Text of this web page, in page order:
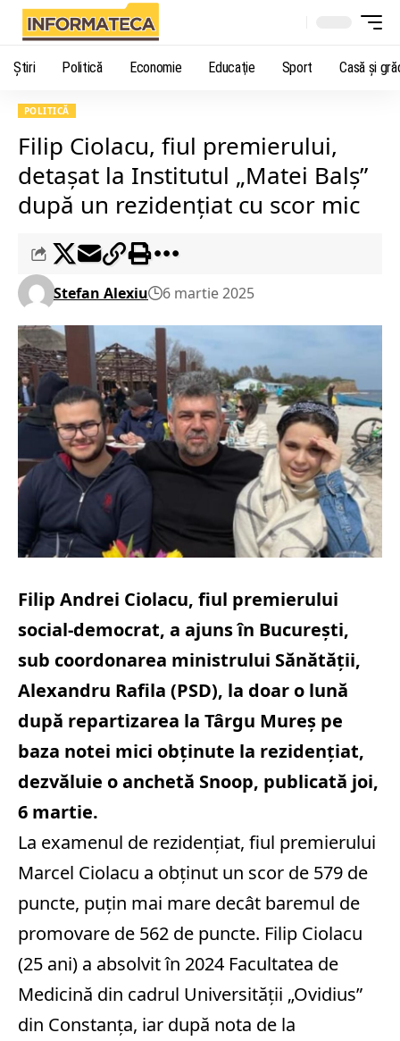
Știri Politică Economie Educaţie Sport Casă şi
POLITICĂ
Filip Ciolacu, fiul premierului,
detașat la Institutul „Matei Balș”
după un rezidențiat cu scor mic
Stefan Alexiu 6 martie 2025
Filip Andrei Ciolacu, fiul premierului
social-democrat, a ajuns în București,
sub coordonarea ministrului Sănătății,
Alexandru Rafila (PSD), la doar o lună
după repartizarea la Târgu Mureș pe
baza notei mici obținute la rezidențiat,
dezvăluie o anchetă Snoop, publicată joi,
6 martie.
La examenul de rezidențiat, fiul premierului
Marcel Ciolacu a obținut un scor de 579 de
puncte, puțin mai mare decât baremul de
promovare de 562 de puncte. Filip Ciolacu
(25 ani) a absolvit în 2024 Facultatea de
Medicină din cadrul Universității „Ovidius”
din Constanța, iar după nota de la